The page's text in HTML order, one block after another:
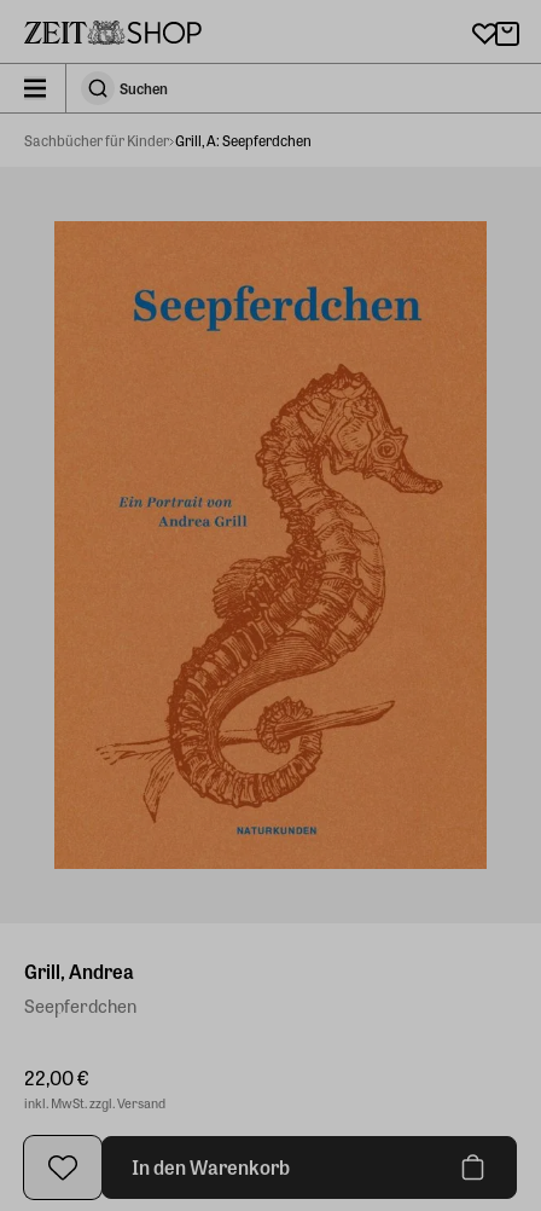
zeit_storefront.components.search.collapsed
SuchenSuchen
Sachbücher für Kinder Grill, A: Seepferdchen
Grill, Andrea
Seepferdchen
22,00 €
inkl. MwSt. zzgl. Versand
In den Warenkorb